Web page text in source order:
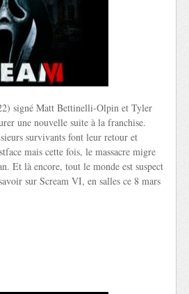
signé Matt Bettinelli-Olpin et Tyler
une nouvelle suite à la franchise.
survivants font leur retour et
mais cette fois, le massacre migre
Et là encore, tout le monde est suspect
sur Scream VI, en salles ce 8 mars